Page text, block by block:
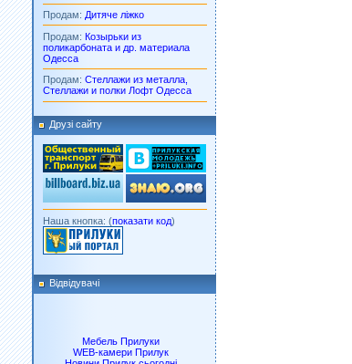
Продам: Дитяче ліжко
Продам: Козырьки из
поликарбоната и др. материала
Одесса
Продам: Стеллажи из металла,
Стеллажи и полки Лофт Одесса
Друзі сайту
Наша кнопка: (показати код)
Відвідувачі
Мебель Прилуки
WEB-камери Прилук